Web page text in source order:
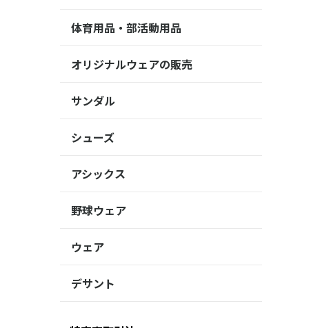
体育用品・部活動用品
オリジナルウェアの販売
サンダル
シューズ
アシックス
野球ウェア
ウェア
デサント